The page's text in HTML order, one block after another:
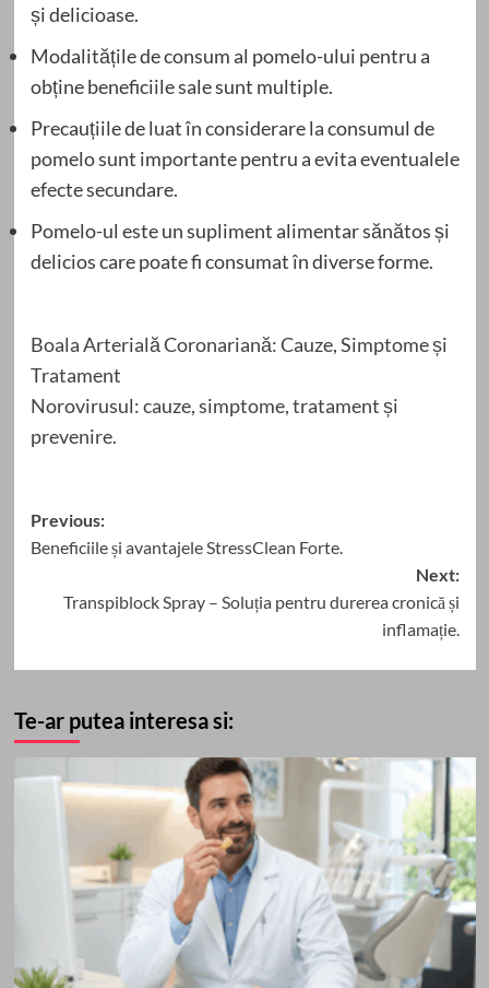
și delicioase.
Modalitățile de consum al pomelo-ului pentru a
obține beneficiile sale sunt multiple.
Precauțiile de luat în considerare la consumul de
pomelo sunt importante pentru a evita eventualele
efecte secundare.
Pomelo-ul este un supliment alimentar sănătos și
delicios care poate fi consumat în diverse forme.
Boala Arterială Coronariană: Cauze, Simptome și
Tratament
Norovirusul: cauze, simptome, tratament și
prevenire.
Post
navigation
Previous:
Beneficiile și avantajele StressClean Forte.
Next:
Transpiblock Spray – Soluția pentru durerea cronică și
inflamație.
Te-ar putea interesa si: